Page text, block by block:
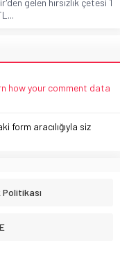
gelen hırsızlık çetesi 1
how your comment data
form aracılığıyla siz
Politikası